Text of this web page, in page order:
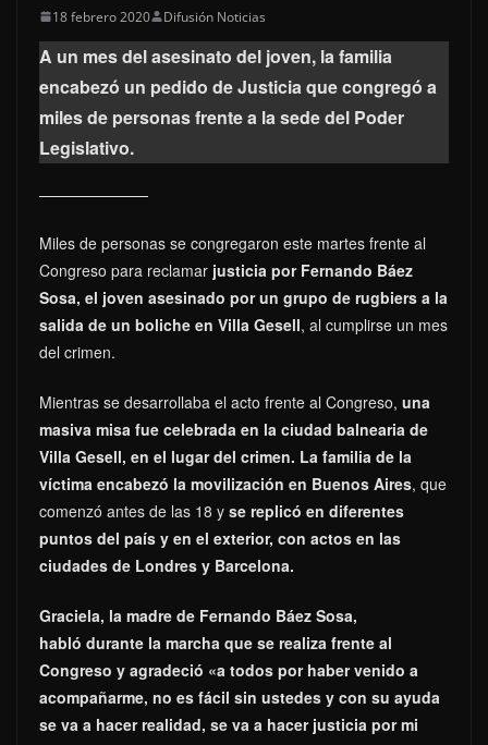
18 febrero 2020 Difusión Noticias
A un mes del asesinato del joven, la familia
encabezó un pedido de Justicia que congregó a
miles de personas frente a la sede del Poder
Legislativo.
Miles de personas se congregaron este martes frente al
Congreso para reclamar justicia por Fernando Báez
Sosa, el joven asesinado por un grupo de rugbiers a la
salida de un boliche en Villa Gesell, al cumplirse un mes
del crimen.
Mientras se desarrollaba el acto frente al Congreso, una
masiva misa fue celebrada en la ciudad balnearia de
Villa Gesell, en el lugar del crimen. La familia de la
víctima encabezó la movilización en Buenos Aires, que
comenzó antes de las 18 y se replicó en diferentes
puntos del país y en el exterior, con actos en las
ciudades de Londres y Barcelona.
Graciela, la madre de Fernando Báez Sosa,
habló durante la marcha que se realiza frente al
Congreso y agradeció «a todos por haber venido a
acompañarme, no es fácil sin ustedes y con su ayuda
se va a hacer realidad, se va a hacer justicia por mi